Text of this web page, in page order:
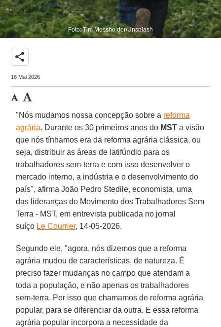
Foto: Tim Mossholder/Unsplash
share
18 Mai 2026
"Nós mudamos nossa concepção sobre a reforma
agrária. Durante os 30 primeiros anos do MST a visão
que nós tínhamos era da reforma agrária clássica, ou
seja, distribuir as áreas de latifúndio para os
trabalhadores sem-terra e com isso desenvolver o
mercado interno, a indústria e o desenvolvimento do
país", afirma João Pedro Stedile, economista, uma
das lideranças do Movimento dos Trabalhadores Sem
Terra - MST, em entrevista publicada no jornal
suíço Le Courrier, 14-05-2026.
Segundo ele, "agora, nós dizemos que a reforma
agrária mudou de características, de natureza. É
preciso fazer mudanças no campo que atendam a
toda a população, e não apenas os trabalhadores
sem-terra. Por isso que chamamos de reforma agrária
popular, para se diferenciar da outra. E essa reforma
agrária popular incorpora a necessidade da